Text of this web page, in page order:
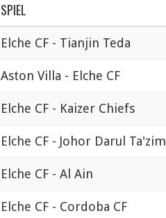
SPIEL
Elche CF - Tianjin Teda
Aston Villa - Elche CF
Elche CF - Kaizer Chiefs
Elche CF - Johor Darul Ta'zim
Elche CF - Al Ain
Elche CF - Cordoba CF